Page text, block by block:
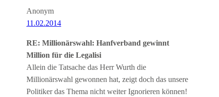
Anonym
11.02.2014
RE: Millionärswahl: Hanfverband gewinnt
Million für die Legalisi
Allein die Tatsache das Herr Wurth die
Millionärswahl gewonnen hat, zeigt doch das unsere
Politiker das Thema nicht weiter Ignorieren können!